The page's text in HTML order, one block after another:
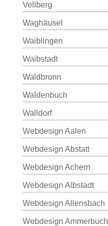
Vellberg
Waghäusel
Waiblingen
Waibstadt
Waldbronn
Waldenbuch
Walldorf
Webdesign Aalen
Webdesign Abstatt
Webdesign Achern
Webdesign Albstadt
Webdesign Allensbach
Webdesign Ammerbuch